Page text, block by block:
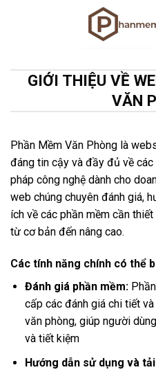
GIỚI THIỆU VỀ
VĂN
Phần Mềm Văn Phòng là
đáng tin cậy và đầy đủ về
pháp công nghệ dành cho
web chúng chuyên đánh giá,
ích về các phần mềm cần
từ cơ bản đến nâng cao.
Các tính năng chính có thể
Đánh giá phần mềm:Phần
cấp các đánh giá chi tiết
văn phòng, giúp người
và tiết kiệm
Hướng dẫn sử dụng và